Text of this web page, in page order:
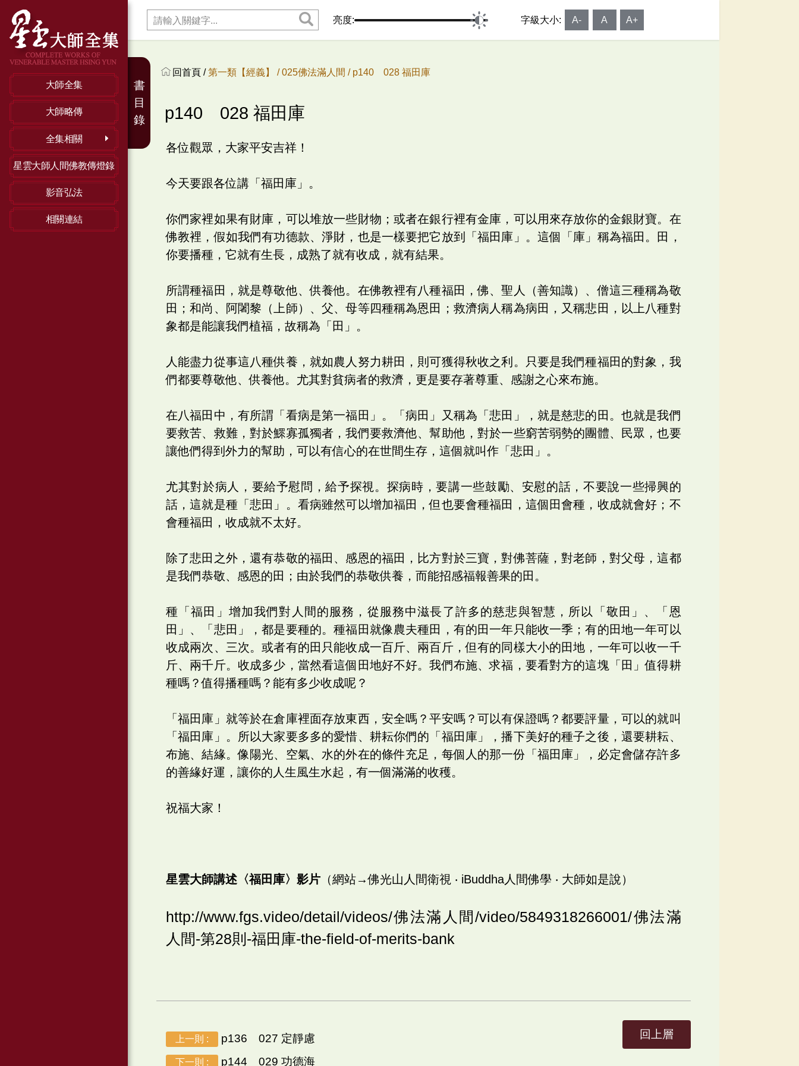
大師全集
大師略傳
全集相關
星雲大師人間佛教傳燈錄
影音弘法
相關連結
亮度: 字級大小: A- A A+
回首頁 /第一類【經義】 /025佛法滿人間 / p140 028 福田庫
p140 028 福田庫
各位觀眾，大家平安吉祥！
今天要跟各位講「福田庫」。
你們家裡如果有財庫，可以堆放一些財物；或者在銀行裡有金庫，可以用來存放你的金銀財寶。在
佛教裡，假如我們有功德款、淨財，也是一樣要把它放到「福田庫」。這個「庫」稱為福田。田，
你要播種，它就有生長，成熟了就有收成，就有結果。
所謂種福田，就是尊敬他、供養他。在佛教裡有八種福田，佛、聖人（善知識）、僧這三種稱為敬
田；和尚、阿闍黎（上師）、父、母等四種稱為恩田；救濟病人稱為病田，又稱悲田，以上八種對
象都是能讓我們植福，故稱為「田」。
人能盡力從事這八種供養，就如農人努力耕田，則可獲得秋收之利。只要是我們種福田的對象，我
們都要尊敬他、供養他。尤其對貧病者的救濟，更是要存著尊重、感謝之心來布施。
在八福田中，有所謂「看病是第一福田」。「病田」又稱為「悲田」，就是慈悲的田。也就是我們
要救苦、救難，對於鰥寡孤獨者，我們要救濟他、幫助他，對於一些窮苦弱勢的團體、民眾，也要
讓他們得到外力的幫助，可以有信心的在世間生存，這個就叫作「悲田」。
尤其對於病人，要給予慰問，給予探視。探病時，要講一些鼓勵、安慰的話，不要說一些掃興的
話，這就是種「悲田」。看病雖然可以增加福田，但也要會種福田，這個田會種，收成就會好；不
會種福田，收成就不太好。
除了悲田之外，還有恭敬的福田、感恩的福田，比方對於三寶，對佛菩薩，對老師，對父母，這都
是我們恭敬、感恩的田；由於我們的恭敬供養，而能招感福報善果的田。
種「福田」增加我們對人間的服務，從服務中滋長了許多的慈悲與智慧，所以「敬田」、「恩
田」、「悲田」，都是要種的。種福田就像農夫種田，有的田一年只能收一季；有的田地一年可以
收成兩次、三次。或者有的田只能收成一百斤、兩百斤，但有的同樣大小的田地，一年可以收一千
斤、兩千斤。收成多少，當然看這個田地好不好。我們布施、求福，要看對方的這塊「田」值得耕
種嗎？值得播種嗎？能有多少收成呢？
「福田庫」就等於在倉庫裡面存放東西，安全嗎？平安嗎？可以有保證嗎？都要評量，可以的就叫
「福田庫」。所以大家要多多的愛惜、耕耘你們的「福田庫」，播下美好的種子之後，還要耕耘、
布施、結緣。像陽光、空氣、水的外在的條件充足，每個人的那一份「福田庫」，必定會儲存許多
的善緣好運，讓你的人生風生水起，有一個滿滿的收穫。
祝福大家！
星雲大師講述〈福田庫〉影片 （網站→佛光山人間衛視 ‧ iBuddha人間佛學 ‧ 大師如是說）
http://www.fgs.video/detail/videos/佛法滿人間/video/5849318266001/佛法滿
人間-第28則-福田庫-the-field-of-merits-bank
上一則 : p136 027 定靜慮
下一則 : p144 029 功德海
回上層
書
目
錄